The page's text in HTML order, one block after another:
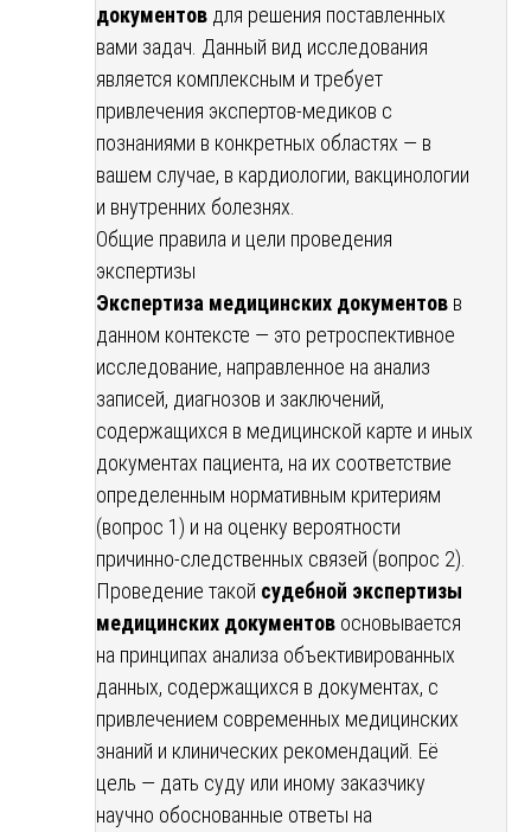
документов для решения поставленных
вами задач. Данный вид исследования
является комплексным и требует
привлечения экспертов-медиков с
познаниями в конкретных областях — в
вашем случае, в кардиологии, вакцинологии
и внутренних болезнях.
Общие правила и цели проведения
экспертизы
Экспертиза медицинских документов в
данном контексте — это ретроспективное
исследование, направленное на анализ
записей, диагнозов и заключений,
содержащихся в медицинской карте и иных
документах пациента, на их соответствие
определенным нормативным критериям
(вопрос 1) и на оценку вероятности
причинно-следственных связей (вопрос 2).
Проведение такой судебной экспертизы
медицинских документов основывается
на принципах анализа объективированных
данных, содержащихся в документах, с
привлечением современных медицинских
знаний и клинических рекомендаций. Её
цель — дать суду или иному заказчику
научно обоснованные ответы на